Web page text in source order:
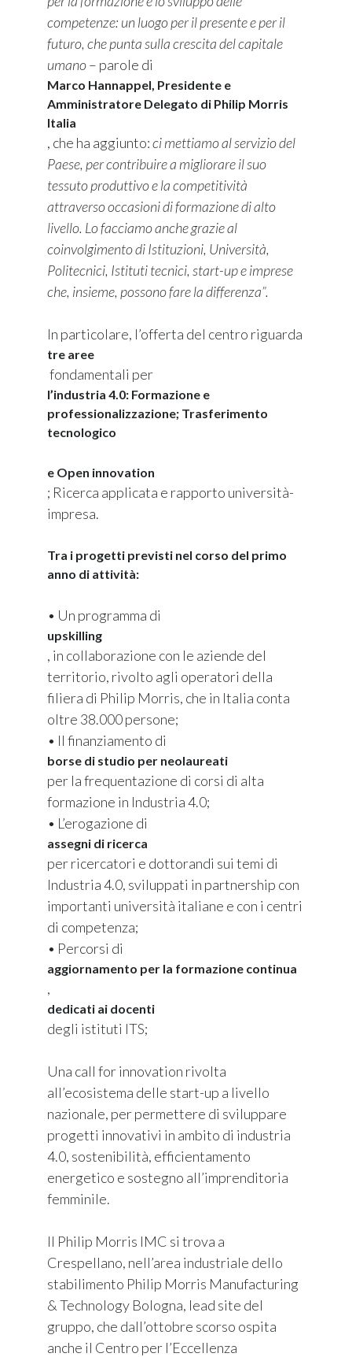
competenze: un luogo per il presente e per il
futuro, che punta sulla crescita del capitale
umano– parole di
Marco Hannappel, Presidente e
Amministratore Delegato di Philip Morris
Italia
, che ha aggiunto:ci mettiamo al servizio del
Paese, per contribuire a migliorare il suo
tessuto produttivo e la competitività
attraverso occasioni di formazione di alto
livello. Lo facciamo anche grazie al
coinvolgimento di Istituzioni, Università,
Politecnici, Istituti tecnici, start-up e imprese
che, insieme, possono fare la differenza”.
In particolare, l’offerta del centro riguarda
tre aree
fondamentali per
l’industria 4.0: Formazione e
professionalizzazione; Trasferimento
tecnologico
e Open innovation
; Ricerca applicata e rapporto università-
impresa.
Tra i progetti previsti nel corso del primo
anno di attività:
• Un programma di
upskilling
, in collaborazione con le aziende del
territorio, rivolto agli operatori della
filiera di Philip Morris, che in Italia conta
oltre 38.000 persone;
• Il finanziamento di
borse di studio per neolaureati
per la frequentazione di corsi di alta
formazione in Industria 4.0;
• L’erogazione di
assegni di ricerca
per ricercatori e dottorandi sui temi di
Industria 4.0, sviluppati in partnership con
importanti università italiane e con i centri
di competenza;
• Percorsi di
aggiornamento per la formazione continua
,
dedicati ai docenti
degli istituti ITS;
Una call for innovation rivolta
all’ecosistema delle start-up a livello
nazionale, per permettere di sviluppare
progetti innovativi in ambito di industria
4.0, sostenibilità, efficientamento
energetico e sostegno all’imprenditoria
femminile.
Il Philip Morris IMC si trova a
Crespellano, nell’area industriale dello
stabilimento Philip Morris Manufacturing
& Technology Bologna, lead site del
gruppo, che dall’ottobre scorso ospita
anche il Centro per l’Eccellenza